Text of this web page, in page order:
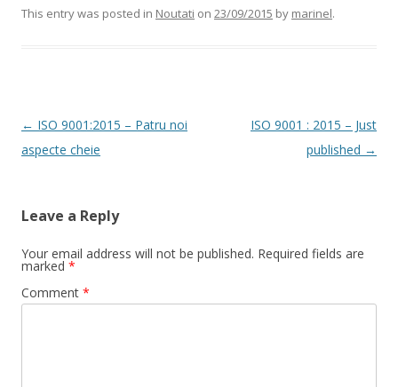
This entry was posted in Noutati on 23/09/2015 by marinel.
Post
navigation
← ISO 9001:2015 – Patru noi
aspecte cheie
ISO 9001 : 2015 – Just
published →
Leave a Reply
Your email address will not be published. Required fields are
marked *
Comment *